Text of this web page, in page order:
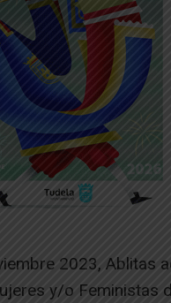
2023, Ablitas
y/o Feministas